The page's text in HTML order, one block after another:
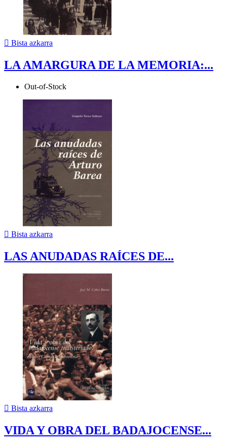
 Bista azkarra
LA AMARGURA DE LA MEMORIA:...
Out-of-Stock
 Bista azkarra
LAS ANUDADAS RAÍCES DE...
 Bista azkarra
VIDA Y OBRA DEL BADAJOCENSE...